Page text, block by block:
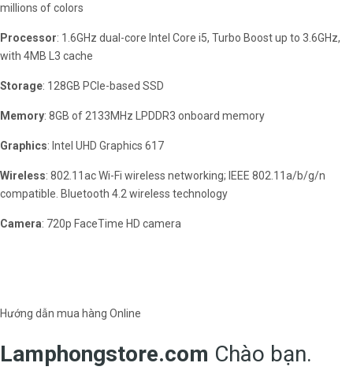
millions of colors
Processor: 1.6GHz dual-core Intel Core i5, Turbo Boost up to 3.6GHz,
with 4MB L3 cache
Storage: 128GB PCIe-based SSD
Memory: 8GB of 2133MHz LPDDR3 onboard memory
Graphics: Intel UHD Graphics 617
Wireless: 802.11ac Wi-Fi wireless networking; IEEE 802.11a/b/g/n
compatible. Bluetooth 4.2 wireless technology
Camera: 720p FaceTime HD camera
Hướng dẫn mua hàng Online
Lamphongstore.com Chào bạn.